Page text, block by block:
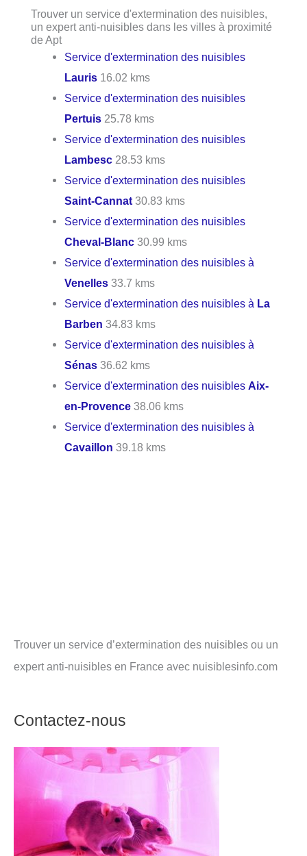
Trouver un service d'extermination des nuisibles,
un expert anti-nuisibles dans les villes à proximité
de Apt
Service d'extermination des nuisibles
Lauris 16.02 kms
Service d'extermination des nuisibles
Pertuis 25.78 kms
Service d'extermination des nuisibles
Lambesc 28.53 kms
Service d'extermination des nuisibles
Saint-Cannat 30.83 kms
Service d'extermination des nuisibles
Cheval-Blanc 30.99 kms
Service d'extermination des nuisibles à
Venelles 33.7 kms
Service d'extermination des nuisibles à La
Barben 34.83 kms
Service d'extermination des nuisibles à
Sénas 36.62 kms
Service d'extermination des nuisiblesAix-
en-Provence 38.06 kms
Service d'extermination des nuisibles à
Cavaillon 39.18 kms
Trouver un service d’extermination des nuisibles ou un
expert anti-nuisibles en France avec nuisiblesinfo.com
Contactez-nous